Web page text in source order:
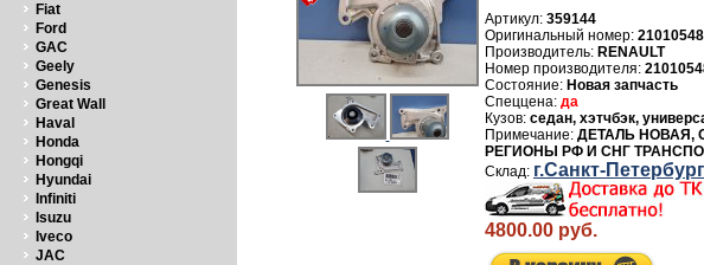
Fiat
Ford
GAC
Geely
Genesis
Great Wall
Haval
Honda
Hongqi
Hyundai
Infiniti
Isuzu
Iveco
JAC
Артикул: 359144
Производитель: RENAULT
Номер производителя:
Новая запчасть
да
седан, хэтчбэк,
ДЕТАЛЬ НОВАЯ,
РЕГИОНЫ РФ И СНГ
г.Санкт-
4800.00 руб.